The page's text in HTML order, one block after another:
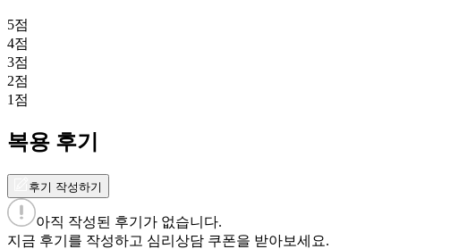
5점
4점
3점
2점
1 점
복용 후기
후기 작성하기
아직 작성된 후기가 없습니다.
지금 후기를 작성하고 심리상담 쿠폰을 받아보세요.